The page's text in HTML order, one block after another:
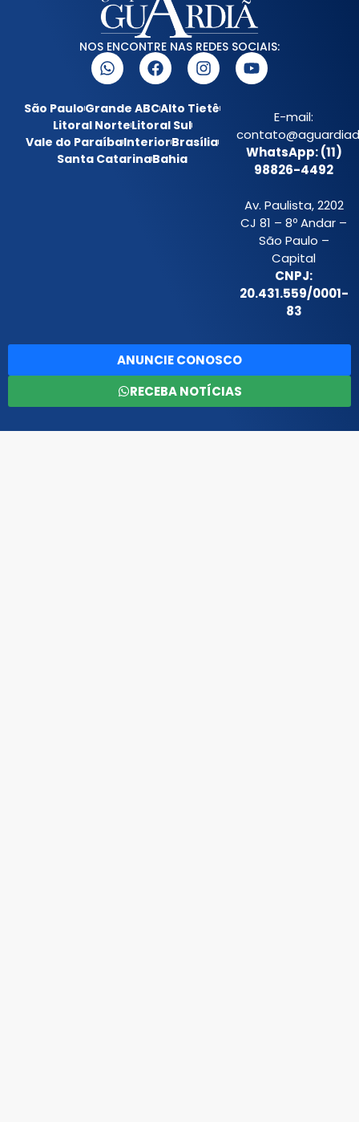
NOS ENCONTRE NAS REDES SOCIAIS:
São PauloGrande ABCAlto Tietê
Litoral NorteLitoral Sul
Vale do ParaíbaInteriorBrasília
Santa CatarinaBahia
E-mail:
WhatsApp: (11)
98826-4492
Av. Paulista, 2202
CJ 81 – 8º Andar –
São Paulo –
Capital
CNPJ:
20.431.559/0001-
83
ANUNCIE CONOSCO
RECEBA NOTÍCIAS